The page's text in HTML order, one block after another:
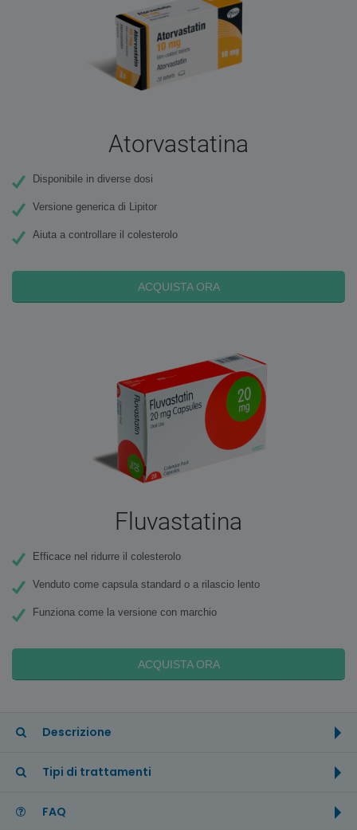
Atorvastatina
Disponibile in diverse dosi
Versione generica di Lipitor
Aiuta a controllare il colesterolo
ACQUISTA ORA
Fluvastatina
Efficace nel ridurre il colesterolo
Venduto come capsula standard o a rilascio lento
Funziona come la versione con marchio
ACQUISTA ORA
Descrizione
Tipi di trattamenti
FAQ